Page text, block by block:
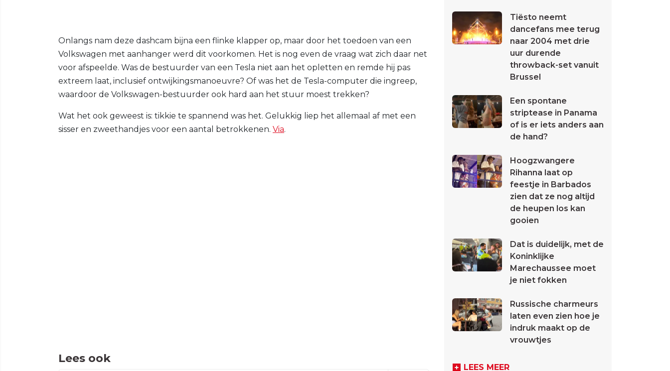
Onlangs nam deze dashcam bijna een flinke klapper op, maar door het toedoen van een
Volkswagen met aanhanger werd dit voorkomen. Het is nog even de vraag wat zich daar net
voor afspeelde. Was de bestuurder van een Tesla niet aan het opletten en remde hij pas
extreem laat, inclusief ontwijkingsmanoeuvre? Of was het de Tesla-computer die ingreep,
waardoor de Volkswagen-bestuurder ook hard aan het stuur moest trekken?
Wat het ook geweest is: tikkie te spannend was het. Gelukkig liep het allemaal af met een
sisser en zweethandjes voor een aantal betrokkenen. Via.
Lees ook
Tiësto neemt
dancefans mee terug
naar 2004 met drie
uur durende
throwback-set vanuit
Brussel
Een spontane
striptease in Panama
of is er iets anders aan
de hand?
Hoogzwangere
Rihanna laat op
feestje in Barbados
zien dat ze nog altijd
de heupen los kan
gooien
Dat is duidelijk, met de
Koninklijke
Marechaussee moet
je niet fokken
Russische charmeurs
laten even zien hoe je
indruk maakt op de
vrouwtjes
LEES MEER